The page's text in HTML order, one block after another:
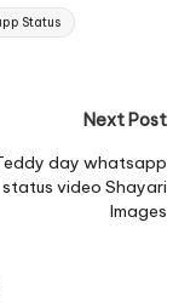
Status
Next Post
day whatsapp
status video Shayari
Images